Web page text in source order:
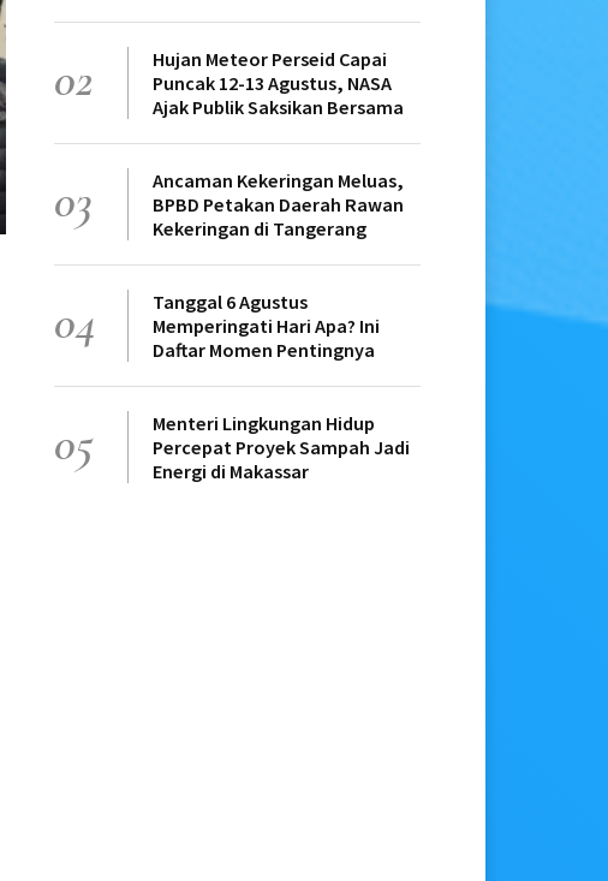
02
Hujan Meteor Perseid Capai
Puncak 12-13 Agustus, NASA
Ajak Publik Saksikan Bersama
03
Ancaman Kekeringan Meluas,
BPBD Petakan Daerah Rawan
Kekeringan di Tangerang
04
Tanggal 6 Agustus
Memperingati Hari Apa? Ini
Daftar Momen Pentingnya
05
Menteri Lingkungan Hidup
Percepat Proyek Sampah Jadi
Energi di Makassar